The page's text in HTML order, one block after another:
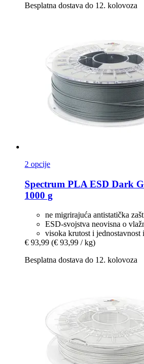
Besplatna dostava do 12. kolovoza
2 opcije
Spectrum PLA ESD Dark
1000 g
ne migrirajuća antistatička
ESD-svojstva neovisna o
visoka krutost i jednostavnost
€ 93,99 (€ 93,99 / kg)
Besplatna dostava do 12. kolovoza